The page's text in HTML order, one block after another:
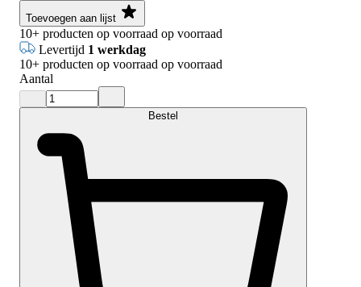
Toevoegen aan lijst
10+ producten op voorraad op voorraad
Levertijd 1 werkdag
10+ producten op voorraad op voorraad
Aantal
Bestel